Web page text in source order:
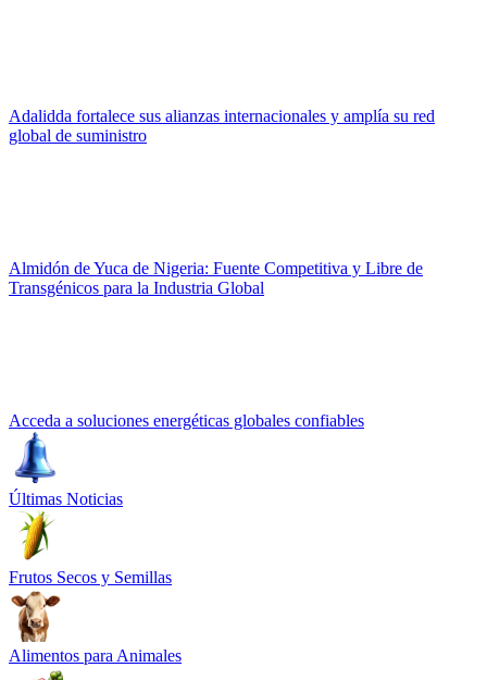
Adalidda fortalece sus alianzas internacionales y amplía su red
global de suministro
Almidón de Yuca de Nigeria: Fuente Competitiva y Libre de
Transgénicos para la Industria Global
Acceda a soluciones energéticas globales confiables
Últimas Noticias
Frutos Secos y Semillas
Alimentos para Animales